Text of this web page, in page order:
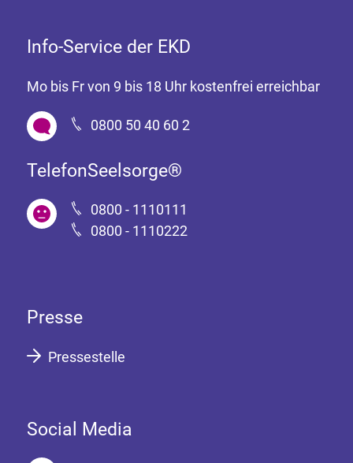
Info-Service der EKD
Mo bis Fr von 9 bis 18 Uhr kostenfrei erreichbar
0800 50 40 60 2
TelefonSeelsorge®
0800 - 1110111
0800 - 1110222
Presse
Pressestelle
Social Media